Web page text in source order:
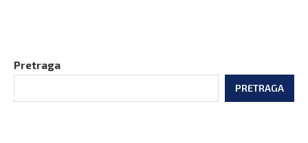
Pretraga
PRETRAGA